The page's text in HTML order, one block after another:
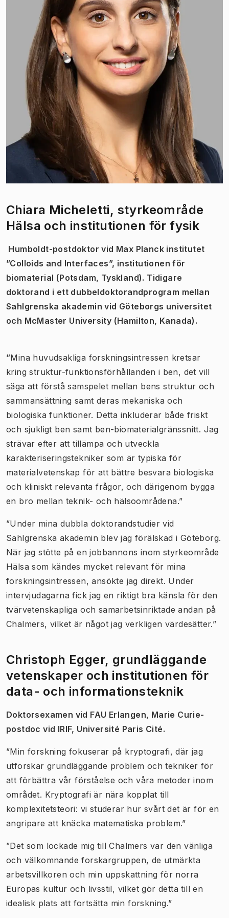
Chiara Micheletti, styrkeområde
Hälsa och institutionen för fysik
Humboldt-postdoktor vid Max Planck institutet
”Colloids and Interfaces”, institutionen för
biomaterial (Potsdam, Tyskland). Tidigare
doktorand i ett dubbeldoktorandprogram mellan
Sahlgrenska akademin vid Göteborgs universitet
och McMaster University (Hamilton, Kanada).
”Mina huvudsakliga forskningsintressen kretsar
kring struktur-funktionsförhållanden i ben, det vill
säga att förstå samspelet mellan bens struktur och
sammansättning samt deras mekaniska och
biologiska funktioner. Detta inkluderar både friskt
och sjukligt ben samt ben-biomaterialgränssnitt. Jag
strävar efter att tillämpa och utveckla
karakteriseringstekniker som är typiska för
materialvetenskap för att bättre besvara biologiska
och kliniskt relevanta frågor, och därigenom bygga
en bro mellan teknik- och hälsoområdena.”
”Under mina dubbla doktorandstudier vid
Sahlgrenska akademin blev jag förälskad i Göteborg.
När jag stötte på en jobbannons inom styrkeområde
Hälsa som kändes mycket relevant för mina
forskningsintressen, ansökte jag direkt. Under
intervjudagarna fick jag en riktigt bra känsla för den
tvärvetenskapliga och samarbetsinriktade andan på
Chalmers, vilket är något jag verkligen värdesätter.”
Christoph Egger, grundläggande
vetenskaper och institutionen för
data- och informationsteknik
Doktorsexamen vid FAU Erlangen, Marie Curie-
postdoc vid IRIF, Université Paris Cité.
”Min forskning fokuserar på kryptografi, där jag
utforskar grundläggande problem och tekniker för
att förbättra vår förståelse och våra metoder inom
området. Kryptografi är nära kopplat till
komplexitetsteori: vi studerar hur svårt det är för en
angripare att knäcka matematiska problem.”
”Det som lockade mig till Chalmers var den vänliga
och välkomnande forskargruppen, de utmärkta
arbetsvillkoren och min uppskattning för norra
Europas kultur och livsstil, vilket gör detta till en
idealisk plats att fortsätta min forskning.”